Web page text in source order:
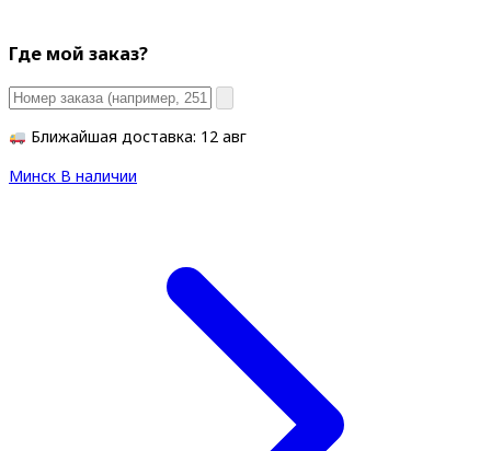
Где мой заказ?
Ближайшая доставка: 12 авг
Минск В наличии